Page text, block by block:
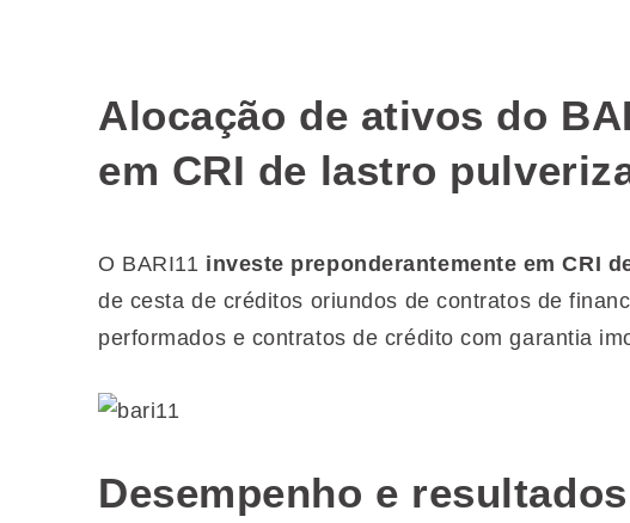
Alocação de ativos do
em CRI de lastro
O BARI11 investe preponderantemente em CRI
de cesta de créditos oriundos de contratos de
performados e contratos de crédito com garantia
Desempenho e